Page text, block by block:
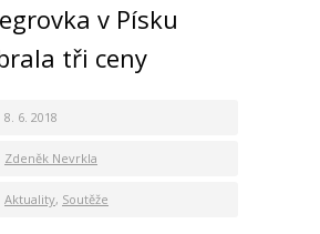
v Písku
tři ceny
8. 6. 2018
Zdeněk Nevrkla
Aktuality, Soutěže